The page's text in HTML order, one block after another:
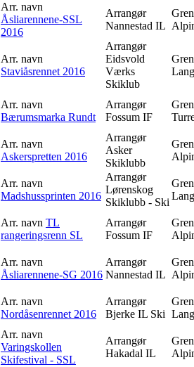
Arr. navn
Åsliarennene-SSL
2016
Arrangør
Nannestad IL
Gren
Arr. navn
Staviåsrennet 2016
Arrangør
Eidsvold
Værks
Skiklub
Gren
Arr. navn
Bærumsmarka Rundt
Arrangør
Fossum IF
Gren
Arr. navn
Askerspretten 2016
Arrangør
Asker
Skiklubb
Gren
Arr. navn
Madshussprinten 2016
Arrangør
Lørenskog
Skiklubb - Ski
Gren
Arr. navn TL
rangeringsrenn SL
Arrangør
Fossum IF
Gren
Arr. navn
Åsliarennene-SG 2016
Arrangør
Nannestad IL
Gren
Arr. navn
Nordåsenrennet 2016
Arrangør
Bjerke IL Ski
Gren
Arr. navn
Varingskollen
Skifestival - SSL
Arrangør
Hakadal IL
Gren